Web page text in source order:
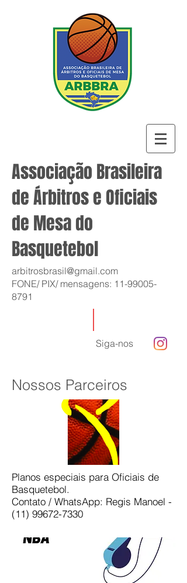
Associação Brasileira
de Árbitros e Oficiais
de Mesa do
Basquetebol
arbitrosbrasil@gmail.com
FONE/ PIX/ mensagens: 11-99005-
8791
Siga-nos
Nossos Parceiros
Planos especiais para Oficiais de
Basquetebol.
Contato / WhatsApp: Regis Manoel -
(11) 99672-7330